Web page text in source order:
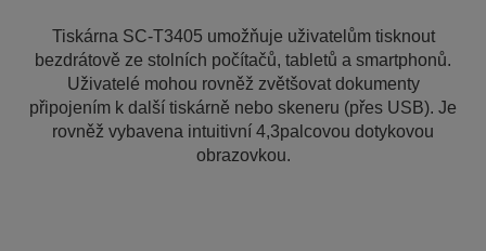
Tiskárna SC-T3405 umožňuje uživatelům tisknout
bezdrátově ze stolních počítačů, tabletů a smartphonů.
Uživatelé mohou rovněž zvětšovat dokumenty
připojením k další tiskárně nebo skeneru (přes USB). Je
rovněž vybavena intuitivní 4,3palcovou dotykovou
obrazovkou.